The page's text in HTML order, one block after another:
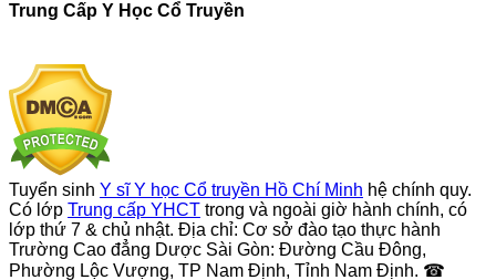
Trung Cấp Y Học Cổ Truyền
Tuyển sinh Y sĩ Y học Cổ truyền Hồ Chí Minh hệ chính quy.
Có lớp Trung cấp YHCT trong và ngoài giờ hành chính, có
lớp thứ 7 & chủ nhật. Địa chỉ: Cơ sở đào tạo thực hành
Trường Cao đẳng Dược Sài Gòn: Đường Cầu Đông,
Phường Lộc Vượng, TP Nam Định, Tỉnh Nam Định. ☎